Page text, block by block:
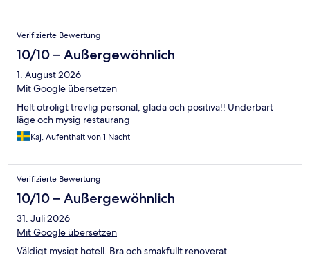
Verifizierte Bewertung
10/10 – Außergewöhnlich
1. August 2026
Mit Google übersetzen
Helt otroligt trevlig personal, glada och positiva!! Underbart
läge och mysig restaurang
Kaj, Aufenthalt von 1 Nacht
Verifizierte Bewertung
10/10 – Außergewöhnlich
31. Juli 2026
Mit Google übersetzen
Väldigt mysigt hotell. Bra och smakfullt renoverat.